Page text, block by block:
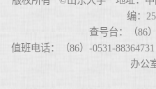
编：
查号台：（86
值班电话：（86）-0531-
办